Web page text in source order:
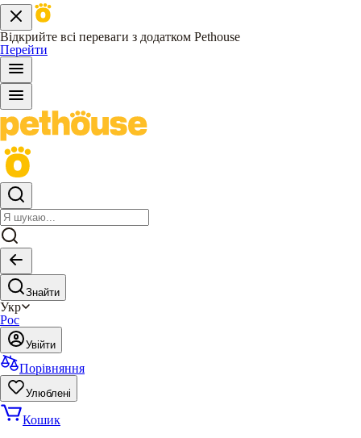
Відкрийте всі переваги з додатком Pethouse
Перейти
Знайти
Укр
Рос
Увійти
Порівняння
Улюблені
Кошик